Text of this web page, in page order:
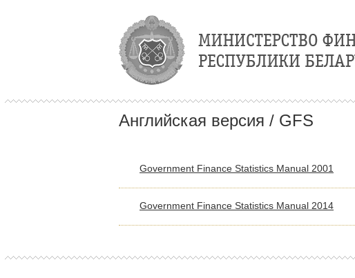
Английская версия / GFS
Government Finance Statistics Manual 2001
Government Finance Statistics Manual 2014